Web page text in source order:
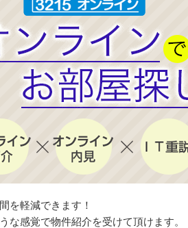
を軽減できます！
な感覚で物件紹介を受けて頂けます。